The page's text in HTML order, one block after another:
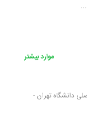
موارد بیشتر
دانشگاه تهران -